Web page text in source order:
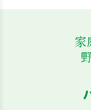
家